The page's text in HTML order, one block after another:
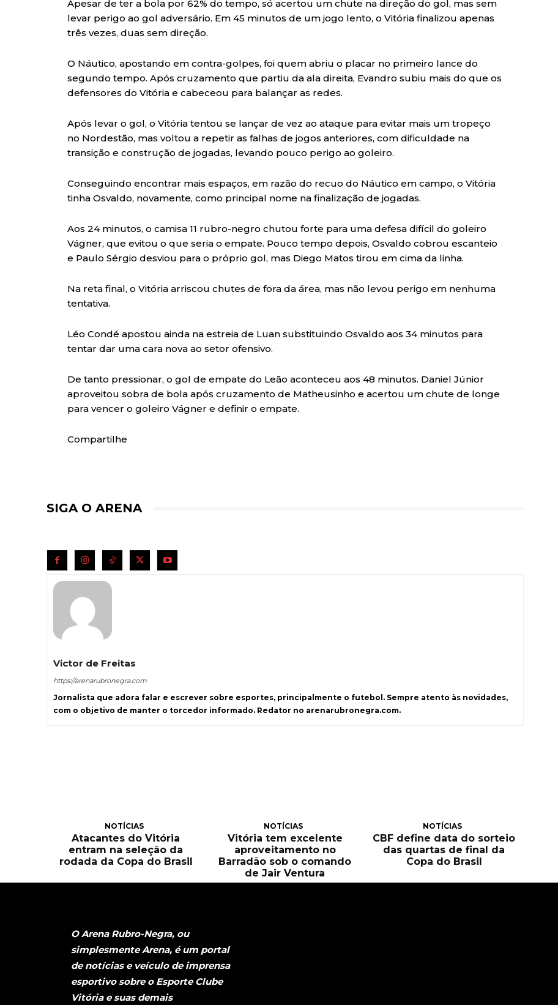
Apesar de ter a bola por 62% do tempo, só acertou um chute na direção do gol, mas sem
levar perigo ao gol adversário. Em 45 minutos de um jogo lento, o Vitória finalizou apenas
três vezes, duas sem direção.
O Náutico, apostando em contra-golpes, foi quem abriu o placar no primeiro lance do
segundo tempo. Após cruzamento que partiu da ala direita, Evandro subiu mais do que os
defensores do Vitória e cabeceou para balançar as redes.
Após levar o gol, o Vitória tentou se lançar de vez ao ataque para evitar mais um tropeço
no Nordestão, mas voltou a repetir as falhas de jogos anteriores, com dificuldade na
transição e construção de jogadas, levando pouco perigo ao goleiro.
Conseguindo encontrar mais espaços, em razão do recuo do Náutico em campo, o Vitória
tinha Osvaldo, novamente, como principal nome na finalização de jogadas.
Aos 24 minutos, o camisa 11 rubro-negro chutou forte para uma defesa difícil do goleiro
Vágner, que evitou o que seria o empate. Pouco tempo depois, Osvaldo cobrou escanteio
e Paulo Sérgio desviou para o próprio gol, mas Diego Matos tirou em cima da linha.
Na reta final, o Vitória arriscou chutes de fora da área, mas não levou perigo em nenhuma
tentativa.
Léo Condé apostou ainda na estreia de Luan substituindo Osvaldo aos 34 minutos para
tentar dar uma cara nova ao setor ofensivo.
De tanto pressionar, o gol de empate do Leão aconteceu aos 48 minutos. Daniel Júnior
aproveitou sobra de bola após cruzamento de Matheusinho e acertou um chute de longe
para vencer o goleiro Vágner e definir o empate.
Compartilhe
SIGA O ARENA
Victor de Freitas
https://arenarubronegra.com
Jornalista que adora falar e escrever sobre esportes, principalmente o futebol. Sempre atento às novidades,
com o objetivo de manter o torcedor informado. Redator no arenarubronegra.com.
NOTÍCIAS
Atacantes do Vitória
entram na seleção da
rodada da Copa do Brasil
NOTÍCIAS
Vitória tem excelente
aproveitamento no
Barradão sob o comando
de Jair Ventura
NOTÍCIAS
CBF define data do sorteio
das quartas de final da
Copa do Brasil
O Arena Rubro-Negra, ou
simplesmente Arena, é um portal
de notícias e veículo de imprensa
esportivo sobre o Esporte Clube
Vitória e suas demais